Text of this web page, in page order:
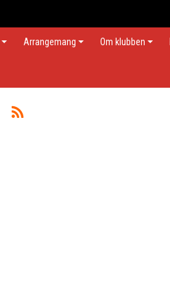
Arrangemang Om klubben